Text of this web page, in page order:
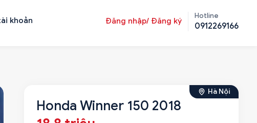
khoản Đăng nhập/ Đăng ký
Hotline
0912269166
Hà Nội
Honda Winner 150 2018